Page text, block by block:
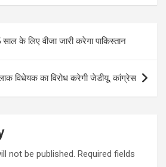
के लिए वीजा जारी करेगा पाकिस्तान
विधेयक का विरोध करेगी जेडीयू, कांग्रेस
not be published. Required fields